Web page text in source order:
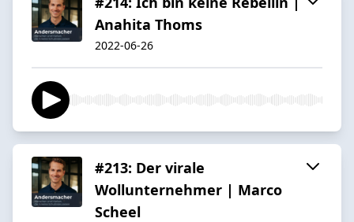
Anahita Thoms
2022-06-26
#213: Der virale
Wollunternehmer | Marco
Scheel